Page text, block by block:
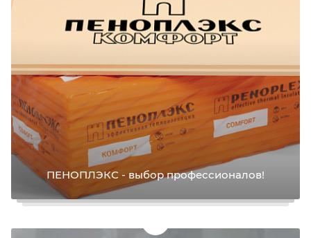
ПЕНОПЛЭКС - выбор профессионалов!